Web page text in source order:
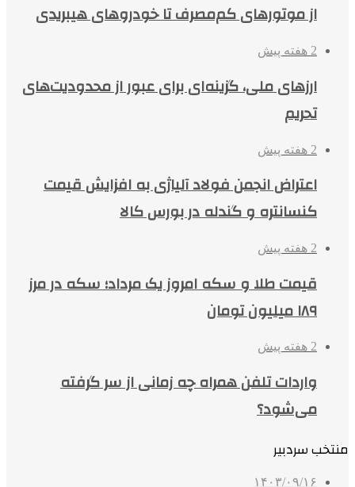
از موتورهای کم‌مصرف تا خودروهای هیبریدی
2 هفته پیش
ارزهای ملی، گزینه‌ای برای عبور از محدودیت‌های
تحریم
2 هفته پیش
اعتراض انجمن فولاد آلیاژی به افزایش قیمت
کنسانتره و گندله در بورس کالا
2 هفته پیش
قیمت طلا و سکه امروز یک مرداد؛ سکه در مرز
۱۸۹ میلیون تومان
2 هفته پیش
واردات تلفن همراه چه زمانی از سر گرفته
می‌شود؟
منتخب سردبیر
۱۴۰۳/۰۹/۱۶